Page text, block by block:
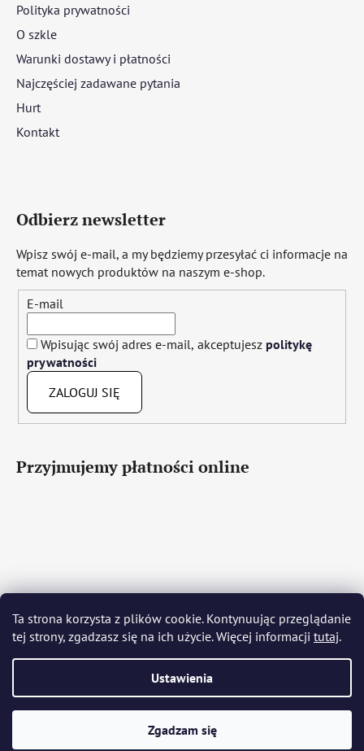
Ta strona korzysta z plików cookie. Kontynuując przeglądanie
tej strony, zgadzasz się na ich użycie. Więcej informacji tutaj.
Ustawienia
Zgadzam się
Polityka prywatności
O szkle
Warunki dostawy i płatności
Najczęściej zadawane pytania
Hurt
Kontakt
Odbierz newsletter
Wpisz swój e-mail, a my będziemy przesyłać ci informacje na
temat nowych produktów na naszym e-shop.
E-mail
Wpisując swój adres e-mail, akceptujesz politykę
prywatności
ZALOGUJ SIĘ
Przyjmujemy płatności online
Język polski Română Italiano Español
Français
Português Български Hrvatski Slovenščina Srpski
Nederlands Українська Ελληνικά Svenska Dansk
Bohemia Crystal Glass